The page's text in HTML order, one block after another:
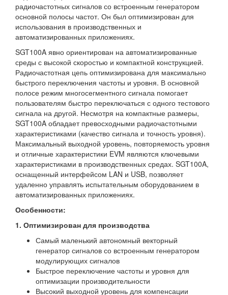
радиочастотных сигналов со встроенным генератором
основной полосы частот. Он был оптимизирован для
использования в производственных и
автоматизированных приложениях.
SGT100A явно ориентирован на автоматизированные
среды с высокой скоростью и компактной конструкцией.
Радиочастотная цепь оптимизирована для максимально
быстрого переключения частоты и уровня. В основной
полосе режим многосегментного сигнала помогает
пользователям быстро переключаться с одного тестового
сигнала на другой. Несмотря на компактные размеры,
SGT100A обладает превосходными радиочастотными
характеристиками (качество сигнала и точность уровня).
Максимальный выходной уровень, повторяемость уровня
и отличные характеристики EVM являются ключевыми
характеристиками в производственных средах. SGT100A,
оснащенный интерфейсом LAN и USB, позволяет
удаленно управлять испытательным оборудованием в
автоматизированных приложениях.
Особенности:
1. Оптимизирован для производства
Самый маленький автономный векторный
генератор сигналов со встроенным генератором
модулирующих сигналов
Быстрое переключение частоты и уровня для
оптимизации производительности
Высокий выходной уровень для компенсации